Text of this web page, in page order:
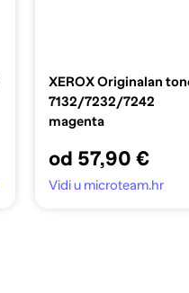
XEROX Originalan
7132/7232/7242
magenta
od 57,90 €
Vidi u microteam.hr